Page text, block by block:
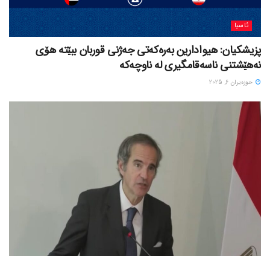
ئاسیا
پزیشکیان: هیوادارین بەرەکەتی جەژنی قوربان ببێتە هۆی
نەهێشتنی ناسەقامگیری لە ناوچەکە
حوزه‌یران 6, 2025